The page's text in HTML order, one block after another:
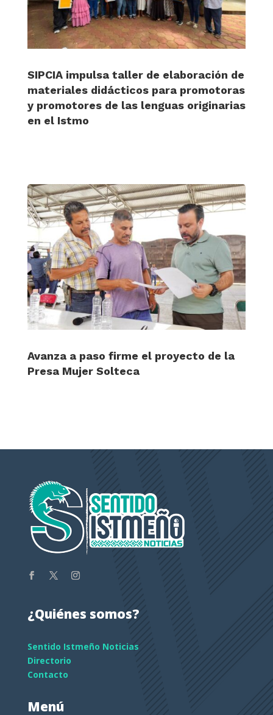
SIPCIA impulsa taller de elaboración de
materiales didácticos para promotoras
y promotores de las lenguas originarias
en el Istmo
Avanza a paso firme el proyecto de la
Presa Mujer Solteca
¿Quiénes somos?
Sentido Istmeño Noticias
Directorio
Contacto
Menú